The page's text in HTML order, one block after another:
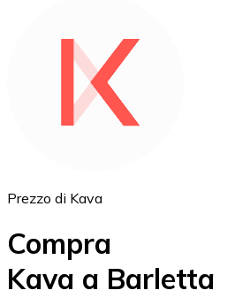
Ethereum
Prezzo di Kava
Compra
Kava a Barletta